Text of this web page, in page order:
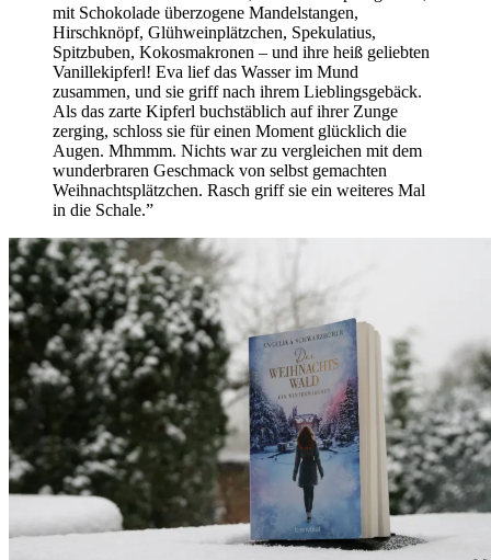
mit Schokolade überzogene Mandelstangen,
Hirschknöpf, Glühweinplätzchen, Spekulatius,
Spitzbuben, Kokosmakronen – und ihre heiß geliebten
Vanillekipferl! Eva lief das Wasser im Mund
zusammen, und sie griff nach ihrem Lieblingsgebäck.
Als das zarte Kipferl buchstäblich auf ihrer Zunge
zerging, schloss sie für einen Moment glücklich die
Augen. Mhmmm. Nichts war zu vergleichen mit dem
wunderbraren Geschmack von selbst gemachten
Weihnachtsplätzchen. Rasch griff sie ein weiteres Mal
in die Schale.”